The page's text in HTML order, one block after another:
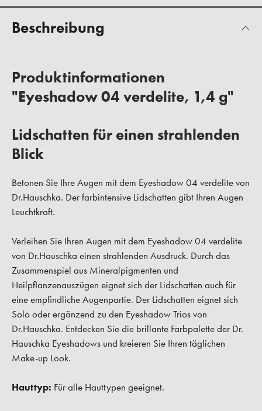
Beschreibung
Produktinformationen
"Eyeshadow 04 verdelite, 1,4 g"
Lidschatten für einen strahlenden
Blick
Betonen Sie Ihre Augen mit dem Eyeshadow 04 verdelite von
Dr.Hauschka. Der farbintensive Lidschatten gibt Ihren Augen
Leuchtkraft.
Verleihen Sie Ihren Augen mit dem Eyeshadow 04 verdelite
von Dr.Hauschka einen strahlenden Ausdruck. Durch das
Zusammenspiel aus Mineralpigmenten und
Heilpflanzenauszügen eignet sich der Lidschatten auch für
eine empfindliche Augenpartie. Der Lidschatten eignet sich
Solo oder ergänzend zu den Eyeshadow Trios von
Dr.Hauschka. Entdecken Sie die brillante Farbpalette der Dr.
Hauschka Eyeshadows und kreieren Sie Ihren täglichen
Make-up Look.
Hauttyp: Für alle Hauttypen geeignet.